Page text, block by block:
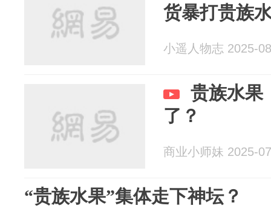
货暴打贵族
小遥人物志 2025-
贵族水果
了？
商业小师妹 2025-
“贵族水果”集体走下神坛？